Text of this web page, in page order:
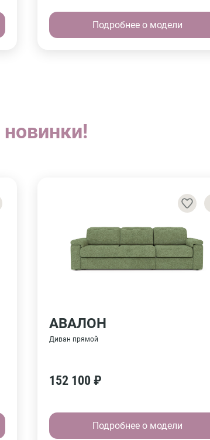
Подробнее о модели
новинки!
АВАЛОН
Диван прямой
152 100 ₽
Подробнее о модели